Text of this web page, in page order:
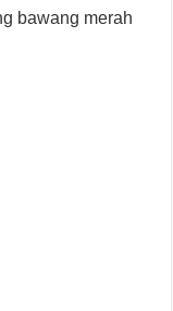
bawang merah